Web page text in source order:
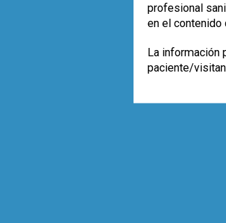
profesional
en el contenido
La información
paciente/